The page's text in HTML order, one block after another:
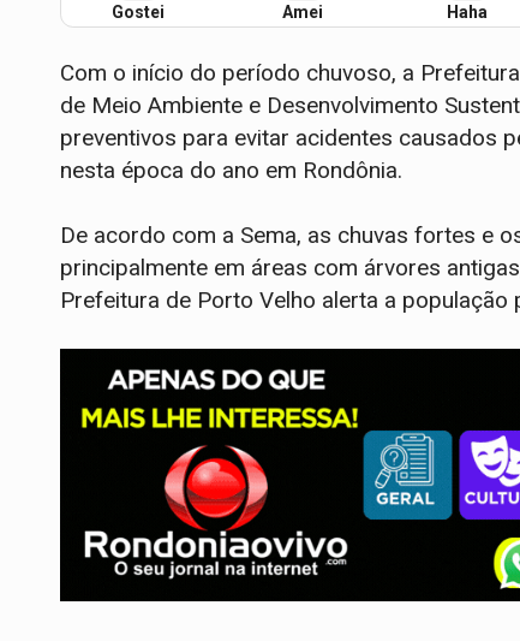
Gostei Amei Haha
Com o início do período chuvoso, a
de Meio Ambiente e Desenvolvimento
preventivos para evitar acidentes causados
nesta época do ano em Rondônia.
De acordo com a Sema, as chuvas fortes e
principalmente em áreas com árvores
Prefeitura de Porto Velho alerta a